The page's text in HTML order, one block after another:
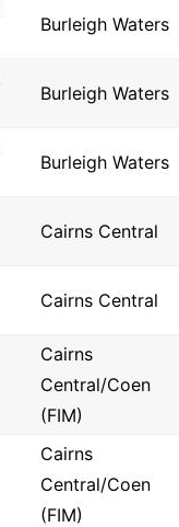
Burleigh Waters
Burleigh Waters
Burleigh Waters
Cairns Central
Cairns Central
Cairns
Central/Coen
(FIM)
Cairns
Central/Coen
(FIM)